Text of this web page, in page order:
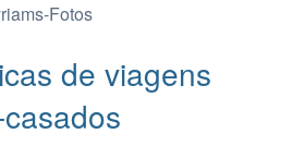
Fotos
de viagens